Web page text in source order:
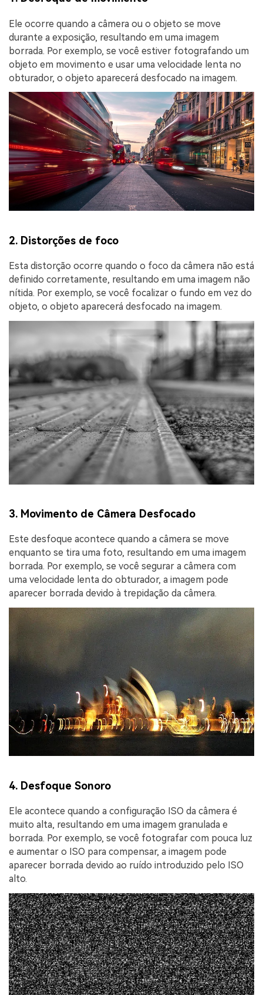
Ele ocorre quando a câmera ou o objeto se move
durante a exposição, resultando em uma imagem
borrada. Por exemplo, se você estiver fotografando um
objeto em movimento e usar uma velocidade lenta no
obturador, o objeto aparecerá desfocado na imagem.
2. Distorções de foco
Esta distorção ocorre quando o foco da câmera não está
definido corretamente, resultando em uma imagem não
nítida. Por exemplo, se você focalizar o fundo em vez do
objeto, o objeto aparecerá desfocado na imagem.
3. Movimento de Câmera Desfocado
Este desfoque acontece quando a câmera se move
enquanto se tira uma foto, resultando em uma imagem
borrada. Por exemplo, se você segurar a câmera com
uma velocidade lenta do obturador, a imagem pode
aparecer borrada devido à trepidação da câmera.
4. Desfoque Sonoro
Ele acontece quando a configuração ISO da câmera é
muito alta, resultando em uma imagem granulada e
borrada. Por exemplo, se você fotografar com pouca luz
e aumentar o ISO para compensar, a imagem pode
aparecer borrada devido ao ruído introduzido pelo ISO
alto.